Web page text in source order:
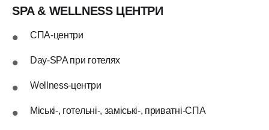
SPA & WELLNESS ЦЕНТРИ
СПА-центри
Day-SPA при готелях
Wellness-центри
Міські-, готельні-, заміські-, приватні-СПА